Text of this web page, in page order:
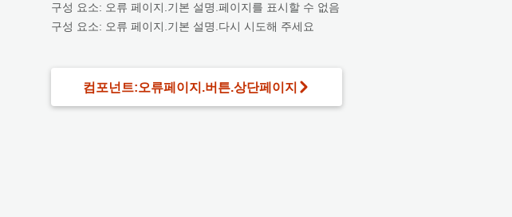
구성 요소: 오류 페이지.기본 설명.페이지를 표시할 수 없음
구성 요소: 오류 페이지.기본 설명.다시 시도해 주세요
컴포넌트:오류페이지.버튼.상단페이지